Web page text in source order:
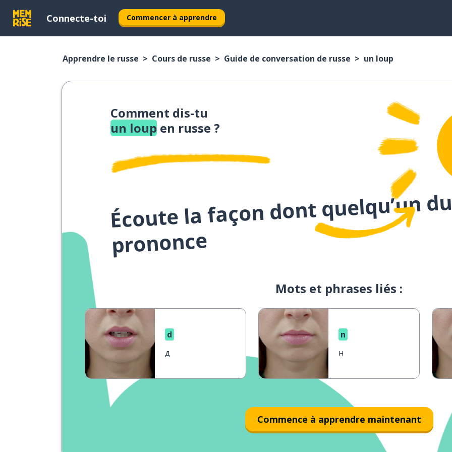
Connecte-toi Commencer à apprendre
Apprendre le russe Cours de russe Guide de conversation de russe un loup
Comment dis-tu
un loup en russe ?
Écoute la façon dont quelqu’un
prononce
Mots et phrases liés :
d
д
n
н
Commence à apprendre maintenant